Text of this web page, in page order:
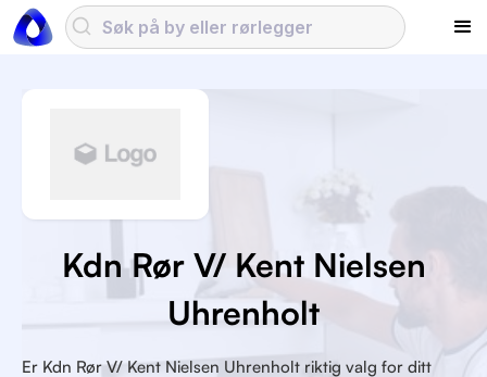
Er Kdn Rør V/ Kent Nielsen Uhrenholt riktig valg for ditt
Kdn Rør V/ Kent Nielsen
Uhrenholt